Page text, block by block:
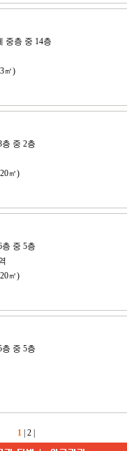
중층 중 14층
㎡)
중 2층
㎡)
중 5층
㎡)
중 5층
1 2